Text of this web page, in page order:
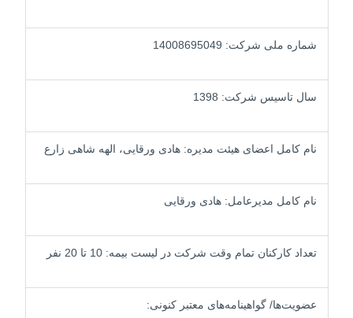
شماره ملی شرکت: 14008695049
سال تاسیس شرکت: 1398
نام کامل اعضای هیئت مدیره: هادی ورقایی، الهه شاهی زارع
نام کامل مدیرعامل: هادی ورقایی
تعداد کارکنان تمام وقت شرکت در لیست بیمه: 10 تا 20 نفر
عضویت‌ها/ گواهینامه‌های معتبر کنونی: